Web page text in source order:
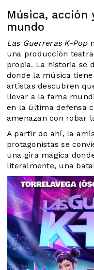
Música,
mundo
Las Guerreras K-Pop
una producción
propia. La historia se
donde la música
artistas descubren
llevar a la fama
en la última defensa
amenazan con robar
A partir de ahí, la
protagonistas se
una gira mágica
literalmente, una